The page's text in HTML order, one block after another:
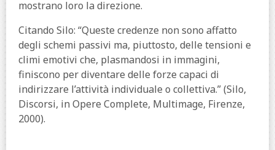
mostrano loro la direzione.
Citando Silo: “Queste credenze non sono affatto
degli schemi passivi ma, piuttosto, delle tensioni e
climi emotivi che, plasmandosi in immagini,
finiscono per diventare delle forze capaci di
indirizzare l’attività individuale o collettiva.” (Silo,
Discorsi, in Opere Complete, Multimage, Firenze,
2000).